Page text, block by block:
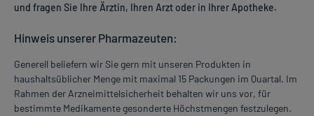
und fragen Sie Ihre Ärztin, Ihren Arzt oder in Ihrer Apotheke.
Hinweis unserer Pharmazeuten:
Generell beliefern wir Sie gern mit unseren Produkten in
haushaltsüblicher Menge mit maximal 15 Packungen im Quartal. Im
Rahmen der Arzneimittelsicherheit behalten wir uns vor, für
bestimmte Medikamente gesonderte Höchstmengen festzulegen.